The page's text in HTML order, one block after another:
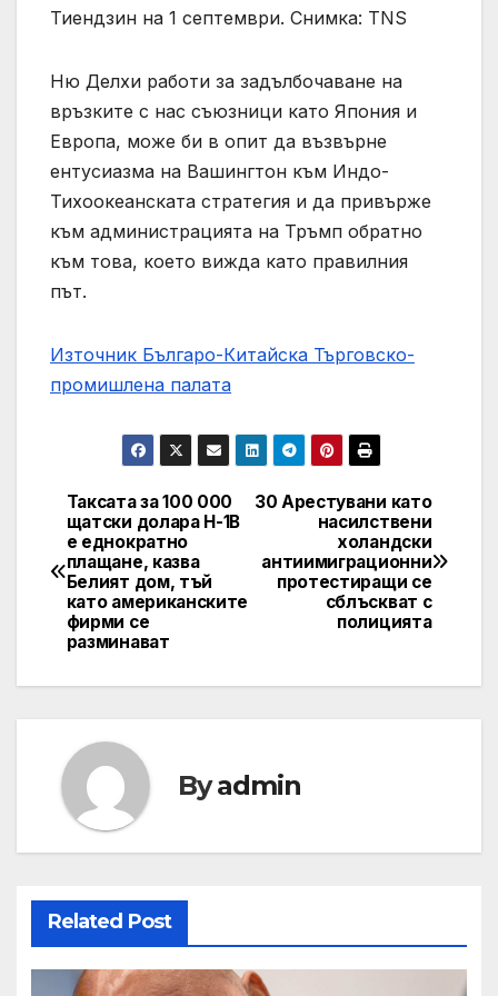
Тиендзин на 1 септември. Снимка: TNS
Ню Делхи работи за задълбочаване на
връзките с нас съюзници като Япония и
Европа, може би в опит да възвърне
ентусиазма на Вашингтон към Индо-
Тихоокеанската стратегия и да привърже
към администрацията на Тръмп обратно
към това, което вижда като правилния
път.
Източник Българо-Китайска Търговско-
промишлена палaта
Навигация
30 Арестувани като
насилствени
холандски
антиимиграционни
протестиращи се
сблъскват с
полицията
Таксата за 100 000
щатски долара H-1B
е еднократно
плащане, казва
Белият дом, тъй
като американските
фирми се
разминават
Byadmin
Related Post